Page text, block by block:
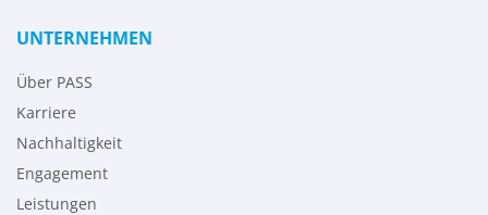
UNTERNEHMEN
Über PASS
Karriere
Nachhaltigkeit
Engagement
Leistungen